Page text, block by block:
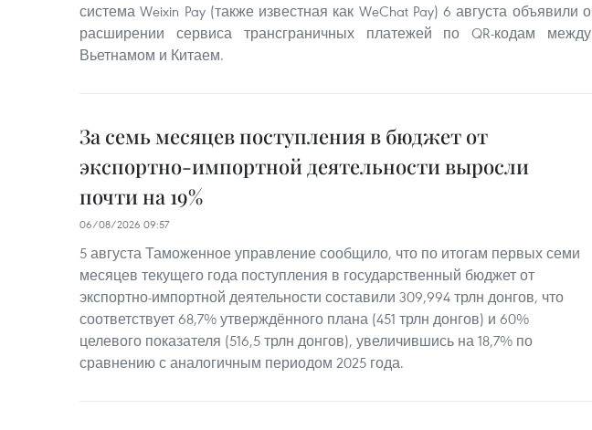
система Weixin Pay (также известная как WeChat Pay) 6 августа объявили о
расширении сервиса трансграничных платежей по QR-кодам между
Вьетнамом и Китаем.
За семь месяцев поступления в бюджет от
экспортно-импортной деятельности выросли
почти на 19%
06/08/2026 09:57
5 августа Таможенное управление сообщило, что по итогам первых семи
месяцев текущего года поступления в государственный бюджет от
экспортно-импортной деятельности составили 309,994 трлн донгов, что
соответствует 68,7% утверждённого плана (451 трлн донгов) и 60%
целевого показателя (516,5 трлн донгов), увеличившись на 18,7% по
сравнению с аналогичным периодом 2025 года.